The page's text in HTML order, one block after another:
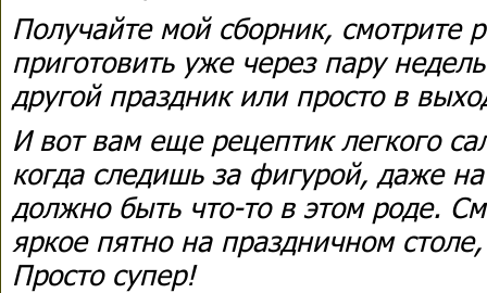
Получайте мой сборник, смотрите
приготовить уже через пару
другой праздник или просто в
И вот вам еще рецептик легкого
когда следишь за фигурой, даже
должно быть что-то в этом роде.
яркое пятно на праздничном
Просто супер!